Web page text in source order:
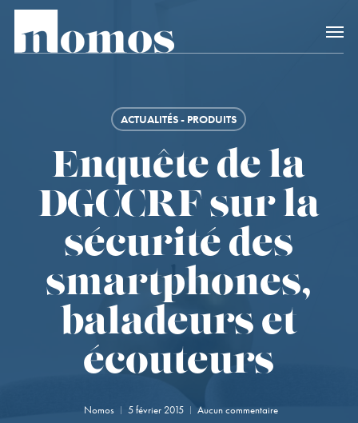
Skip
main
Accès rapide
ACTUALITÉS - PRODUITS
Enquête de la
DGCCRF sur la
sécurité des
smartphones,
baladeurs et
écouteurs
Nomos 5 février 2015 Aucun commentaire